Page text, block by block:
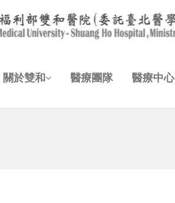
關於雙和 醫療團隊 醫療中心